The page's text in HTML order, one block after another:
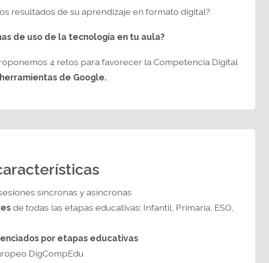
resultados de su aprendizaje en formato digital?
de uso de la tecnología en tu aula?
4 retos para favorecer la Competencia Digital
de Google.
síncronas y asíncronas
de todas las etapas educativas: Infantil, Primaria, ESO,
por etapas educativas
DigCompEdu